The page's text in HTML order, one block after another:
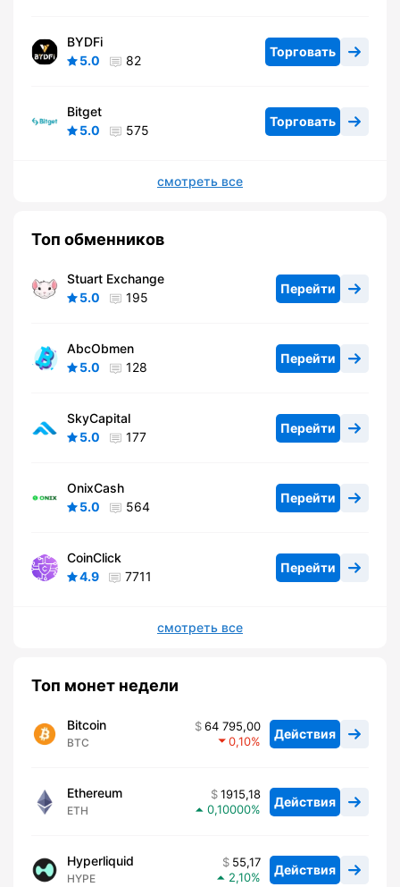
BYDFi
5.0
82
Торговать
Bitget
5.0
575
Торговать
смотреть все
Топ обменников
Stuart Exchange
5.0
195
Перейти
AbcObmen
5.0
128
Перейти
SkyCapital
5.0
177
Перейти
OnixCash
5.0
564
Перейти
CoinClick
4.9
7711
Перейти
смотреть все
Топ монет недели
Bitcoin
BTC
64 795,00
0,10
Действия
Ethereum
ETH
1915,18
0,10000
Действия
Hyperliquid
HYPE
55,17
2,10
Действия